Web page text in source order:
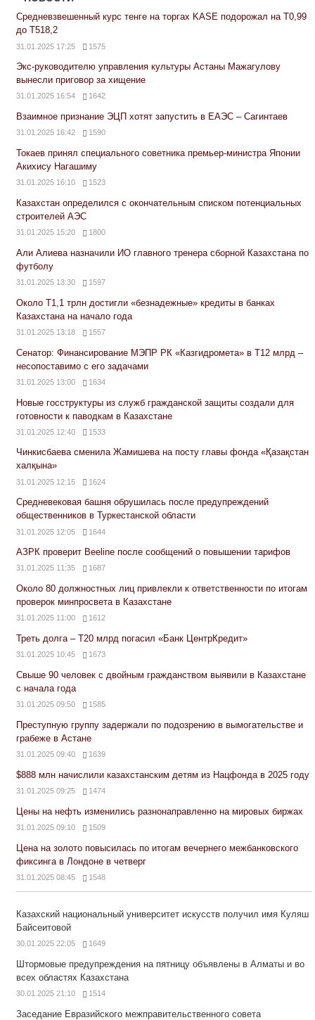
Средневзвешенный курс тенге на торгах KASE подорожал на Т0,99
до Т518,2
31.01.2025 17:25 1575
Экс-руководителю управления культуры Астаны Мажагулову
вынесли приговор за хищение
31.01.2025 16:54 1642
Взаимное признание ЭЦП хотят запустить в ЕАЭС – Сагинтаев
31.01.2025 16:42 1590
Токаев принял специального советника премьер-министра Японии
Акихису Нагашиму
31.01.2025 16:10 1523
Казахстан определился с окончательным списком потенциальных
строителей АЭС
31.01.2025 15:20 1800
Али Алиева назначили ИО главного тренера сборной Казахстана по
футболу
31.01.2025 13:30 1597
Около Т1,1 трлн достигли «безнадежные» кредиты в банках
Казахстана на начало года
31.01.2025 13:18 1557
Сенатор: Финансирование МЭПР РК «Казгидромета» в Т12 млрд –
несопоставимо с его задачами
31.01.2025 13:00 1634
Новые госструктуры из служб гражданской защиты создали для
готовности к паводкам в Казахстане
31.01.2025 12:40 1533
Чинкисбаева сменила Жамишева на посту главы фонда «Қазақстан
халқына»
31.01.2025 12:15 1624
Средневековая башня обрушилась после предупреждений
общественников в Туркестанской области
31.01.2025 12:05 1644
АЗРК проверит Beeline после сообщений о повышении тарифов
31.01.2025 11:35 1687
Около 80 должностных лиц привлекли к ответственности по итогам
проверок минпросвета в Казахстане
31.01.2025 11:00 1612
Треть долга – Т20 млрд погасил «Банк ЦентрКредит»
31.01.2025 10:45 1673
Свыше 90 человек с двойным гражданством выявили в Казахстане
с начала года
31.01.2025 09:50 1585
Преступную группу задержали по подозрению в вымогательстве и
грабеже в Астане
31.01.2025 09:40 1639
$888 млн начислили казахстанским детям из Нацфонда в 2025 году
31.01.2025 09:25 1474
Цены на нефть изменились разнонаправленно на мировых биржах
31.01.2025 09:10 1509
Цена на золото повысилась по итогам вечернего межбанковского
фиксинга в Лондоне в четверг
31.01.2025 08:45 1548
Казахский национальный университет искусств получил имя Куляш
Байсеитовой
30.01.2025 22:05 1649
Штормовые предупреждения на пятницу объявлены в Алматы и во
всех областях Казахстана
30.01.2025 21:10 1514
Заседание Евразийского межправительственного совета